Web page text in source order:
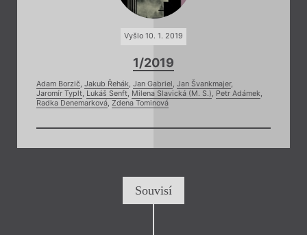
Vyšlo 10. 1. 2019
1/2019
Adam Borzič, Jakub Řehák, Jan Gabriel, Jan Švankmajer,
Jaromír Typlt, Lukáš Senft, Milena Slavická (M. S.), Petr Adámek,
Radka Denemarková, Zdena Tominová
Souvisí